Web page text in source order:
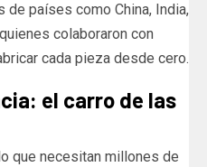
países como China, India,
colaboraron con
cada pieza desde cero.
el carro de las
que necesitan millones de